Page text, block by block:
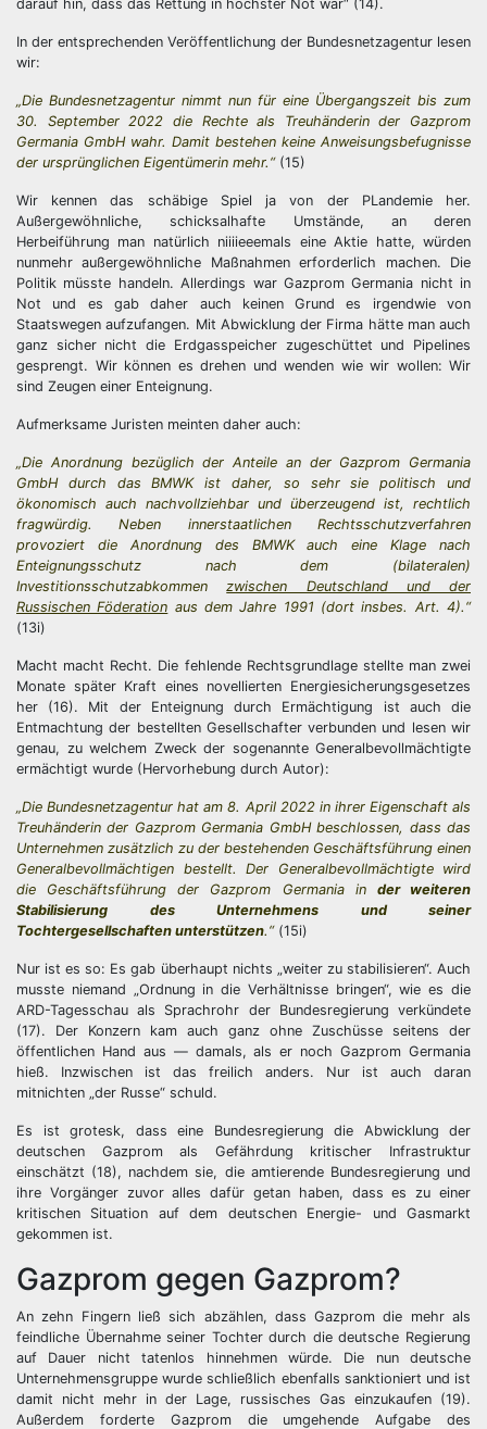
darauf hin, dass das Rettung in höchster Not war“ (14).
In der entsprechenden Veröffentlichung der Bundesnetzagentur lesen
wir:
„Die Bundesnetzagentur nimmt nun für eine Übergangszeit bis zum
30. September 2022 die Rechte als Treuhänderin der Gazprom
Germania GmbH wahr. Damit bestehen keine Anweisungsbefugnisse
der ursprünglichen Eigentümerin mehr.“(15)
Wir kennen das schäbige Spiel ja von der PLandemie her.
Außergewöhnliche, schicksalhafte Umstände, an deren
Herbeiführung man natürlich niiiieeemals eine Aktie hatte, würden
nunmehr außergewöhnliche Maßnahmen erforderlich machen. Die
Politik müsste handeln. Allerdings war Gazprom Germania nicht in
Not und es gab daher auch keinen Grund es irgendwie von
Staatswegen aufzufangen. Mit Abwicklung der Firma hätte man auch
ganz sicher nicht die Erdgasspeicher zugeschüttet und Pipelines
gesprengt. Wir können es drehen und wenden wie wir wollen: Wir
sind Zeugen einer Enteignung.
Aufmerksame Juristen meinten daher auch:
„Die Anordnung bezüglich der Anteile an der Gazprom Germania
GmbH durch das BMWK ist daher, so sehr sie politisch und
ökonomisch auch nachvollziehbar und überzeugend ist, rechtlich
fragwürdig. Neben innerstaatlichen Rechtsschutzverfahren
provoziert die Anordnung des BMWK auch eine Klage nach
Enteignungsschutz nach dem (bilateralen)
Investitionsschutzabkommenzwischen Deutschland und der
Russischen Föderation aus dem Jahre 1991 (dort insbes. Art. 4).“
(13i)
Macht macht Recht. Die fehlende Rechtsgrundlage stellte man zwei
Monate später Kraft eines novellierten Energiesicherungsgesetzes
her (16). Mit der Enteignung durch Ermächtigung ist auch die
Entmachtung der bestellten Gesellschafter verbunden und lesen wir
genau, zu welchem Zweck der sogenannte Generalbevollmächtigte
ermächtigt wurde (Hervorhebung durch Autor):
„Die Bundesnetzagentur hat am 8. April 2022 in ihrer Eigenschaft als
Treuhänderin der Gazprom Germania GmbHbeschlossen, dass das
Unternehmen zusätzlich zu der bestehenden Geschäftsführung einen
Generalbevollmächtigen bestellt. Der Generalbevollmächtigte wird
die Geschäftsführung der Gazprom Germania in der weiteren
Stabilisierung des Unternehmens und seiner
Tochtergesellschaften unterstützen.“(15i)
Nur ist es so: Es gab überhaupt nichts „weiter zu stabilisieren“. Auch
musste niemand „Ordnung in die Verhältnisse bringen“, wie es die
ARD-Tagesschau als Sprachrohr der Bundesregierung verkündete
(17). Der Konzern kam auch ganz ohne Zuschüsse seitens der
öffentlichen Hand aus — damals, als er noch Gazprom Germania
hieß. Inzwischen ist das freilich anders. Nur ist auch daran
mitnichten „der Russe“ schuld.
Es ist grotesk, dass eine Bundesregierung die Abwicklung der
deutschen Gazprom als Gefährdung kritischer Infrastruktur
einschätzt (18), nachdem sie, die amtierende Bundesregierung und
ihre Vorgänger zuvor alles dafür getan haben, dass es zu einer
kritischen Situation auf dem deutschen Energie- und Gasmarkt
gekommen ist.
Gazprom gegen Gazprom?
An zehn Fingern ließ sich abzählen, dass Gazprom die mehr als
feindliche Übernahme seiner Tochter durch die deutsche Regierung
auf Dauer nicht tatenlos hinnehmen würde. Die nun deutsche
Unternehmensgruppe wurde schließlich ebenfalls sanktioniert und ist
damit nicht mehr in der Lage, russisches Gas einzukaufen (19).
Außerdem forderte Gazprom die umgehende Aufgabe des